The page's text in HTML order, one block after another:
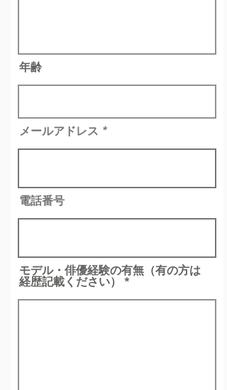
年齢
メールアドレス
電話番号
モデル・俳優経験の有無（有の方は
経歴記載ください）